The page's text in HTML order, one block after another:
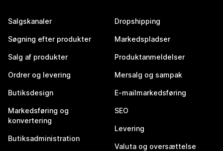
Salgskanaler
Søgning efter produkter
Salg af produkter
Ordrer og levering
Butiksdesign
Markedsføring og
konvertering
Butiksadministration
Dropshipping
Markedspladser
Produktanmeldelser
Mersalg og sampak
E-mailmarkedsføring
SEO
Levering
Valuta og oversættelse